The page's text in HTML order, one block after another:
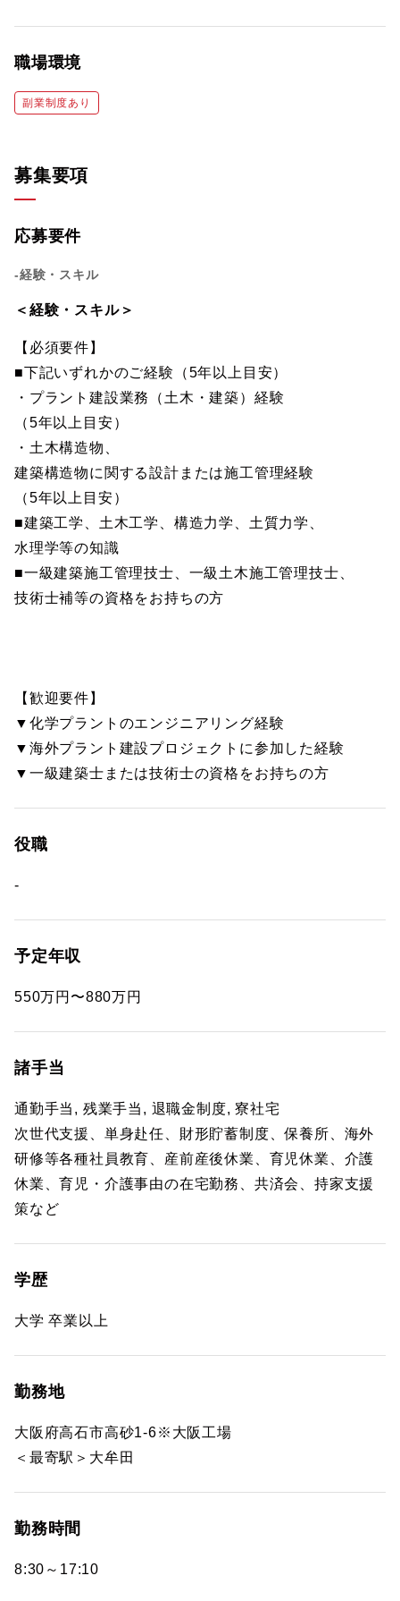
職場環境
副業制度あり
募集要項
応募要件
-経験・スキル
＜経験・スキル＞
【必須要件】
■下記いずれかのご経験（5年以上目安）
・プラント建設業務（土木・建築）経験
（5年以上目安）
・土木構造物、
建築構造物に関する設計または施工管理経験
（5年以上目安）
■建築工学、土木工学、構造力学、土質力学、
水理学等の知識
■一級建築施工管理技士、一級土木施工管理技士、
技術士補等の資格をお持ちの方
【歓迎要件】
▼化学プラントのエンジニアリング経験
▼海外プラント建設プロジェクトに参加した経験
▼一級建築士または技術士の資格をお持ちの方
役職
-
予定年収
550万円〜880万円
諸手当
通勤手当, 残業手当, 退職金制度, 寮社宅
次世代支援、単身赴任、財形貯蓄制度、保養所、海外
研修等各種社員教育、産前産後休業、育児休業、介護
休業、育児・介護事由の在宅勤務、共済会、持家支援
策など
学歴
大学 卒業以上
勤務地
大阪府高石市高砂1-6※大阪工場
＜最寄駅＞大牟田
勤務時間
8:30～17:10